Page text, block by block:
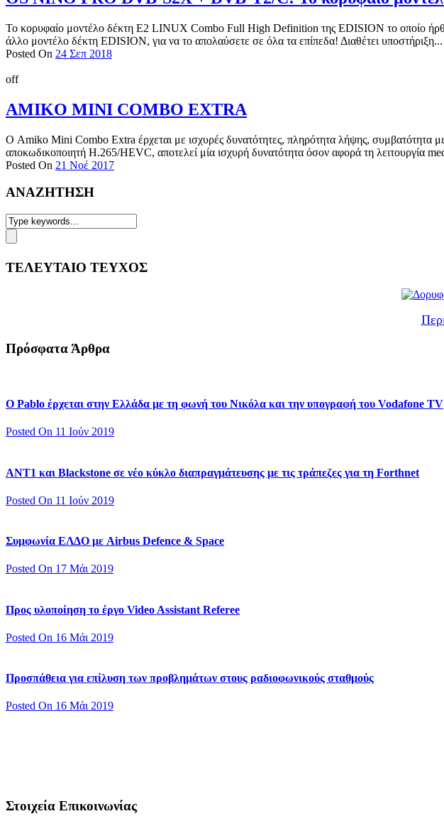
Το κορυφαίο μοντέλο δέκτη E2 LINUX Combo Full High Definition της EDISION το οποίο ήρθε
άλλο μοντέλο δέκτη EDISION, για να το απολαύσετε σε όλα τα επίπεδα! Διαθέτει υποστήριξη...
Posted On 24 Σεπ 2018
off
AMIKO MINI COMBO EXTRA
Ο Amiko Mini Combo Extra έρχεται με ισχυρές δυνατότητες, πληρότητα λήψης, συμβατότητα
αποκωδικοποιητή H.265/HEVC, αποτελεί μία ισχυρή δυνατότητα όσον αφορά τη λειτουργία
Posted On 21 Νοέ 2017
ΑΝΑΖΗΤΗΣΗ
ΤΕΛΕΥΤΑΙΟ ΤΕΥΧΟΣ
Πρόσφατα Άρθρα
Ο Pablo έρχεται στην Ελλάδα με τη φωνή του Νικόλα και την υπογραφή του Vodafone TV
Posted On 11 Ιούν 2019
ΑΝΤ1 και Blackstone σε νέο κύκλο διαπραγμάτευσης με τις τράπεζες για τη Forthnet
Posted On 11 Ιούν 2019
Συμφωνία ΕΛΔΟ με Airbus Defence & Space
Posted On 17 Μάι 2019
Προς υλοποίηση το έργο Video Assistant Referee
Posted On 16 Μάι 2019
Προσπάθεια για επίλυση των προβλημάτων στους ραδιοφωνικούς σταθμούς
Posted On 16 Μάι 2019
Στοιχεία Επικοινωνίας